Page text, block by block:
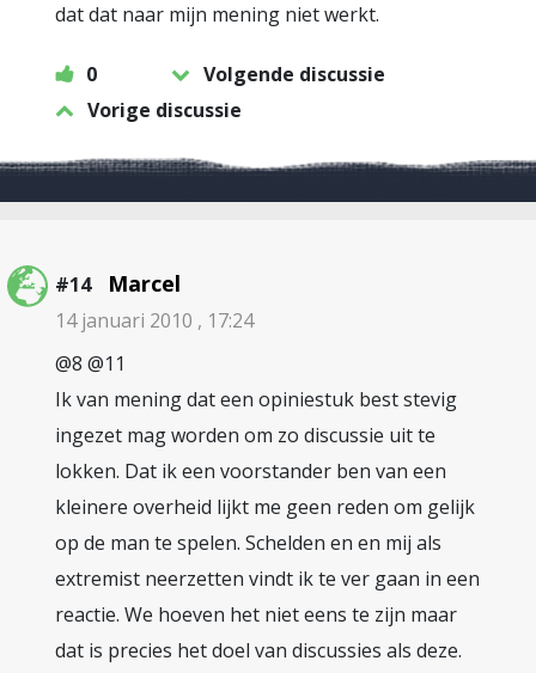
dat dat naar mijn mening niet werkt.
0
Volgende discussie
Vorige discussie
#14 Marcel
14 januari 2010 , 17:24
@8 @11
Ik van mening dat een opiniestuk best stevig
ingezet mag worden om zo discussie uit te
lokken. Dat ik een voorstander ben van een
kleinere overheid lijkt me geen reden om gelijk
op de man te spelen. Schelden en en mij als
extremist neerzetten vindt ik te ver gaan in een
reactie. We hoeven het niet eens te zijn maar
dat is precies het doel van discussies als deze.